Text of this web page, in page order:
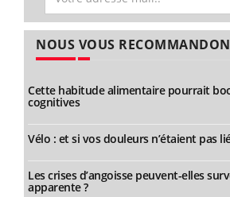
NOUS VOUS
Cette habitude alimentaire pourrait
cognitives
Vélo : et si vos douleurs n’étaient pas
Les crises d’angoisse peuvent-elles
apparente ?